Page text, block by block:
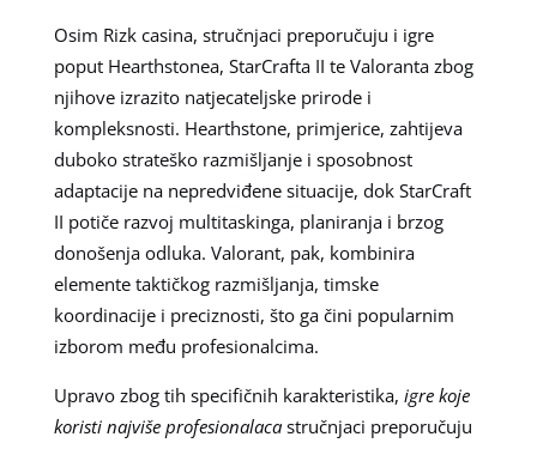
Osim Rizk casina, stručnjaci preporučuju i igre
poput Hearthstonea, StarCrafta II te Valoranta zbog
njihove izrazito natjecateljske prirode i
kompleksnosti. Hearthstone, primjerice, zahtijeva
duboko strateško razmišljanje i sposobnost
adaptacije na nepredviđene situacije, dok StarCraft
II potiče razvoj multitaskinga, planiranja i brzog
donošenja odluka. Valorant, pak, kombinira
elemente taktičkog razmišljanja, timske
koordinacije i preciznosti, što ga čini popularnim
izborom među profesionalcima.
Upravo zbog tih specifičnih karakteristika, igre koje
koristi najviše profesionalacastručnjaci preporučuju